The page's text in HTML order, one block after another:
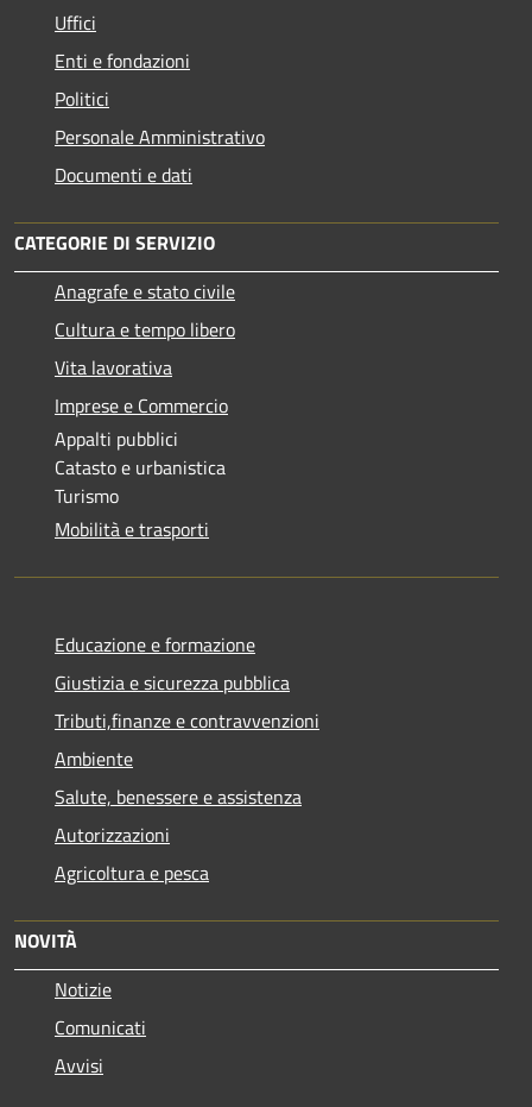
Uffici
Enti e fondazioni
Politici
Personale Amministrativo
Documenti e dati
CATEGORIE DI SERVIZIO
Anagrafe e stato civile
Cultura e tempo libero
Vita lavorativa
Imprese e Commercio
Appalti pubblici
Catasto e urbanistica
Turismo
Mobilità e trasporti
Educazione e formazione
Giustizia e sicurezza pubblica
Tributi,finanze e contravvenzioni
Ambiente
Salute, benessere e assistenza
Autorizzazioni
Agricoltura e pesca
NOVITÀ
Notizie
Comunicati
Avvisi